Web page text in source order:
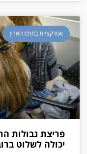
אטרקציות במרכז הארץ
פריצת גבולות
יכולה לשלוט